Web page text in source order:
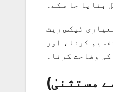
بنایا جا سکے۔
ٹیکس ریٹ
کرنا، اور
وضاحت کرنا۔
مستثنیٰ)